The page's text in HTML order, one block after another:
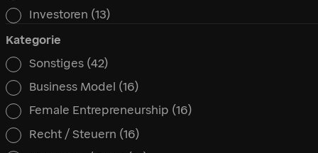
Investoren (13)
Kategorie
Kategorie
Sonstiges (42)
Business Model (16)
Female Entrepreneurship (16)
Recht / Steuern (16)